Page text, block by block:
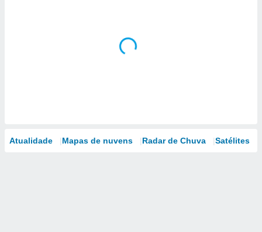
Atualidade Mapas de nuvens Radar de Chuva Satélites